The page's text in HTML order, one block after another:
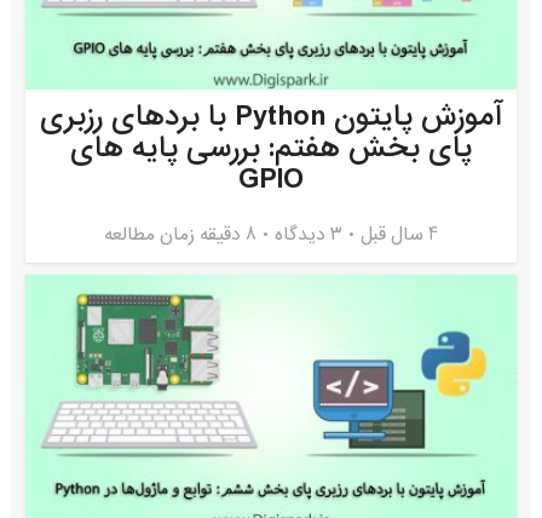
آموزش پایتون Python با بردهای رزبری
پای بخش هفتم: بررسی پایه های
GPIO
4 سال قبل ۳ دیدگاه 8 دقیقه زمان مطالعه